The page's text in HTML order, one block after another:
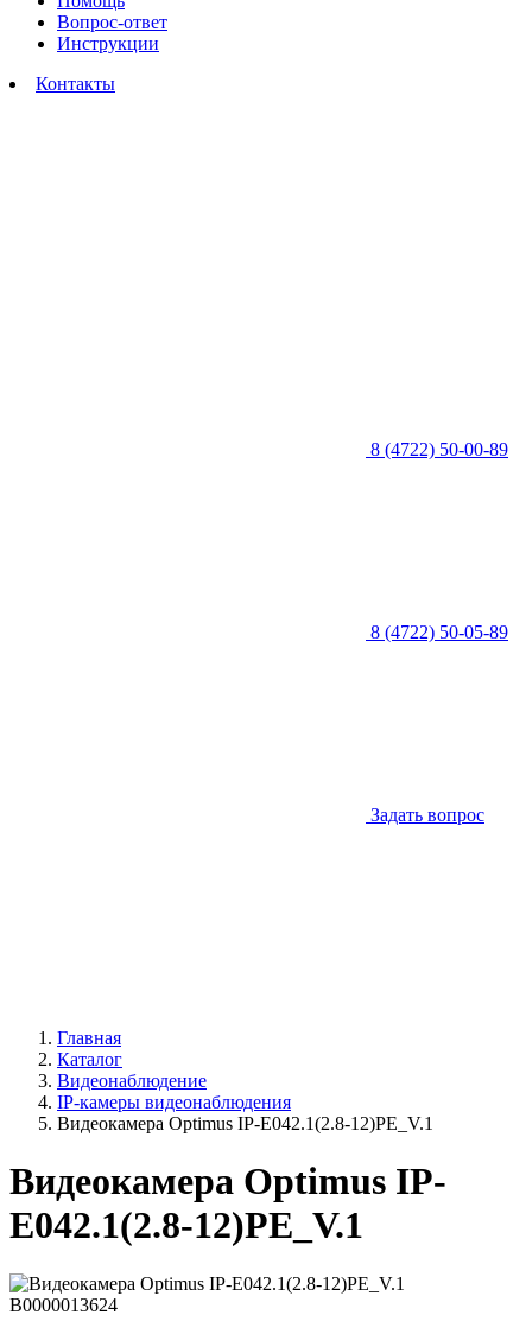
Вопрос-ответ
Инструкции
Контакты
8 (4722) 50-00-89
8 (4722) 50-05-89
Задать вопрос
Главная
Каталог
Видеонаблюдение
IP-камеры видеонаблюдения
Видеокамера Optimus IP-E042.1(2.8-12)PE_V.1
Видеокамера Optimus IP-
E042.1(2.8-12)PE_V.1
В0000013624